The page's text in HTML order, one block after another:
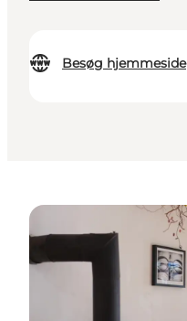
Besøg hjemmeside